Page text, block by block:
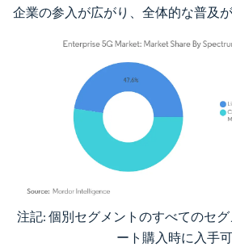
企業の参入が広がり、全体的な普及
画像 © Mordor Intelligence。再利用にはCC BY
注記: 個別セグメントのすべてのセ
ート購入時に入手